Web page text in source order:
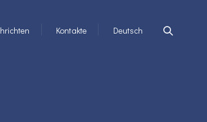
Kontakte Deutsch